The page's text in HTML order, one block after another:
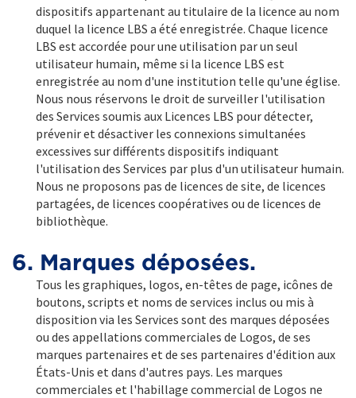
dispositifs appartenant au titulaire de la licence au nom
duquel la licence LBS a été enregistrée. Chaque licence
LBS est accordée pour une utilisation par un seul
utilisateur humain, même si la licence LBS est
enregistrée au nom d'une institution telle qu'une église.
Nous nous réservons le droit de surveiller l'utilisation
des Services soumis aux Licences LBS pour détecter,
prévenir et désactiver les connexions simultanées
excessives sur différents dispositifs indiquant
l'utilisation des Services par plus d'un utilisateur humain.
Nous ne proposons pas de licences de site, de licences
partagées, de licences coopératives ou de licences de
bibliothèque.
6. Marques déposées.
Tous les graphiques, logos, en-têtes de page, icônes de
boutons, scripts et noms de services inclus ou mis à
disposition via les Services sont des marques déposées
ou des appellations commerciales de Logos, de ses
marques partenaires et de ses partenaires d'édition aux
États-Unis et dans d'autres pays. Les marques
commerciales et l'habillage commercial de Logos ne